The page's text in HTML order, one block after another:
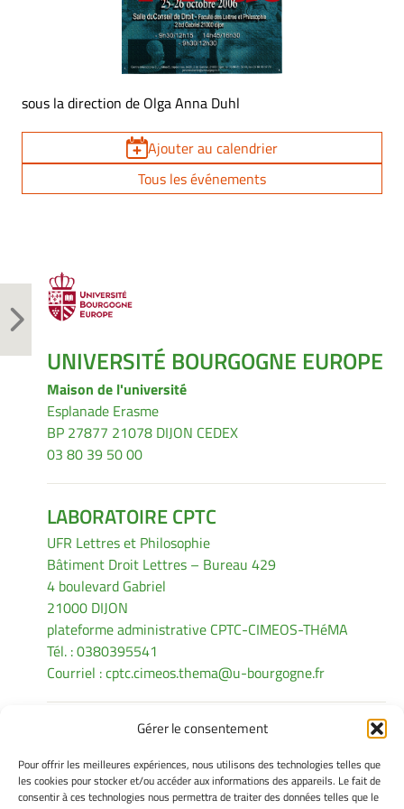
Gérer le consentement
Pour offrir les meilleures expériences, nous utilisons des technologies telles que
les cookies pour stocker et/ou accéder aux informations des appareils. Le fait de
consentir à ces technologies nous permettra de traiter des données telles que le
sous la direction de Olga Anna Duhl
Ajouter au calendrier
Tous les événements
UNIVERSITÉ BOURGOGNE EUROPE
Maison de l'université
Esplanade Erasme
BP 27877 21078 DIJON CEDEX
03 80 39 50 00
LABORATOIRE CPTC
UFR Lettres et Philosophie
Bâtiment Droit Lettres – Bureau 429
4 boulevard Gabriel
21000 DIJON
plateforme administrative CPTC-CIMEOS-THéMA
Tél. : 0380395541
Courriel :cptc.cimeos.thema@u-bourgogne.fr
INFORMATIONS LÉGALES
Mentions légales
Gérer mes cookies